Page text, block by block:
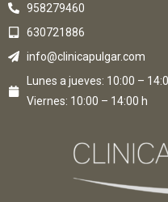
958279460
630721886
info@clinicapulgar.com
Lunes a jueves: 10:00 –
Viernes: 10:00 – 14:00 h